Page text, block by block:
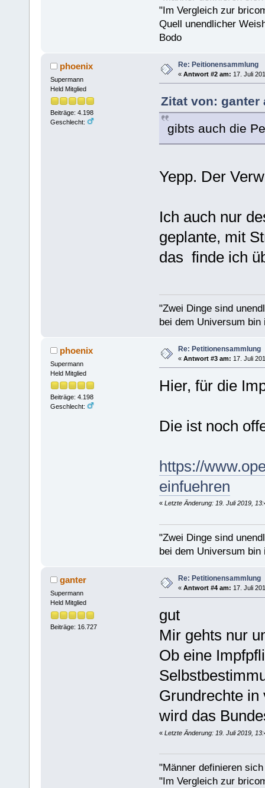
"Im Vergleich zur
Quell unendlicher
Bodo
phoenix
Supermann
Held Mitglied
Beiträge: 4.198
Geschlecht:
Re: Peitionensammlung
« Antwort #2 am: 17. Juli
Zitat von: ganter
gibts auch die
Yepp. Der
Ich auch nur
geplante, mit
das finde ich
"Zwei Dinge sind
bei dem Universum
phoenix
Supermann
Held Mitglied
Beiträge: 4.198
Geschlecht:
Re: Petitionensammlung
« Antwort #3 am: 17. Juli
Hier, für die
Die ist noch
https://
einfuehren
« Letzte Änderung: 19. Juli 2019,
"Zwei Dinge sind
bei dem Universum
ganter
Supermann
Held Mitglied
Beiträge: 16.727
Re: Petitionensammlung
« Antwort #4 am: 17. Juli
gut
Mir gehts nur
Ob eine
Grundrechte
wird das
« Letzte Änderung: 19. Juli 2019,
"Männer definieren
"Im Vergleich zur